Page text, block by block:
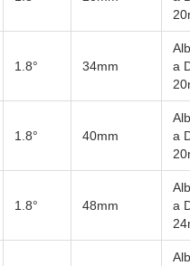
1.8° 34mm
a
1.8° 40mm
a
1.8° 48mm
a